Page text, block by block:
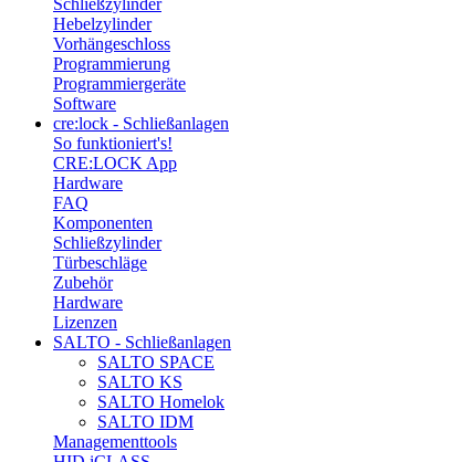
Hebelzylinder
Vorhängeschloss
Programmierung
Programmiergeräte
Software
cre:lock - Schließanlagen
So funktioniert's!
CRE:LOCK App
Hardware
FAQ
Komponenten
Schließzylinder
Türbeschläge
Zubehör
Hardware
Lizenzen
SALTO - Schließanlagen
SALTO SPACE
SALTO KS
SALTO Homelok
SALTO IDM
Managementtools